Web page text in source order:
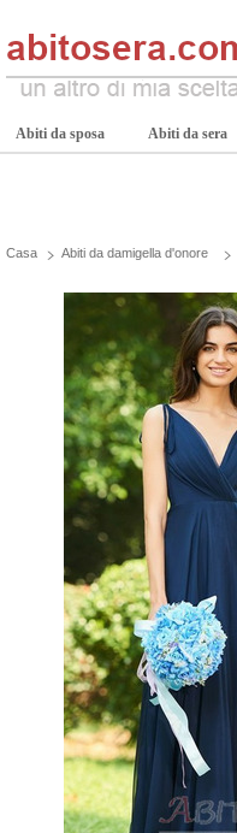
Abiti da sposa Abiti da sera
Casa Abiti da damigella d'onore